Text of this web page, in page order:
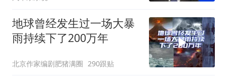
地球曾经发生过一场大暴
雨持续下了200万年
北京作家编剧肥猪满圈 290跟贴